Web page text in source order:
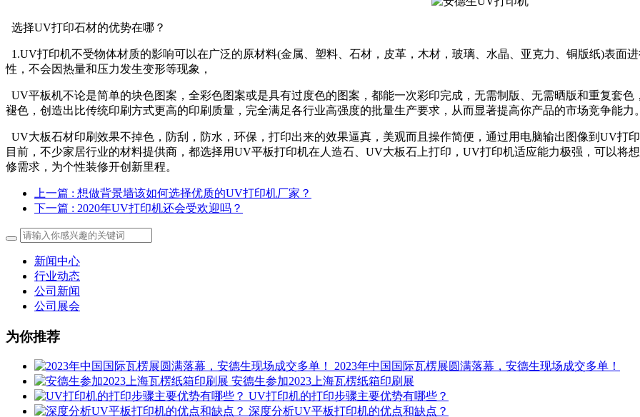
选择UV打印石材的优势在哪？
1.UV打印机不受物体材质的影响可以在广泛的原材料(金属、塑料、石材，皮革，木材，玻璃、水晶、亚克力、铜版纸)表面
性，不会因热量和压力发生变形等现象，
UV平板机不论是简单的块色图案，全彩色图案或是具有过度色的图案，都能一次彩印完成，无需制版、无需晒版和重复套
褪色，创造出比传统印刷方式更高的印刷质量，完全满足各行业高强度的批量生产要求，从而显著提高你产品的市场竞争能力
UV大板石材印刷效果不掉色，防刮，防水，环保，打印出来的效果逼真，美观而且操作简便，通过用电脑输出图像到UV打
目前，不少家居行业的材料提供商，都选择用UV平板打印机在人造石、UV大板石上打印，UV打印机适应能力极强，可以将
修需求，为个性装修开创新里程。
上一篇 : 想做背景墙该如何选择优质的UV打印机厂家？
下一篇 : 2020年UV打印机还会受欢迎吗？
新闻中心
行业动态
公司新闻
公司展会
为你推荐
2023年中国国际瓦楞展圆满落幕，安德生现场成交多单！
安德生参加2023上海瓦楞纸箱印刷展
UV打印机的打印步骤主要优势有哪些？
深度分析UV平板打印机的优点和缺点？